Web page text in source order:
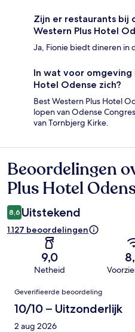
Zijn er restaurants bij
Western Plus Hotel
Ja, Fionie biedt dineren in
In wat voor omgeving
Hotel Odense zich?
Best Western Plus Hotel
lopen van Odense
van Tornbjerg Kirke.
Beoordelingen
Beoordelingen
Plus Hotel
8,6 Uitstekend
1.127 beoordelingen
9,0
Netheid
Beoordelingen
Geverifieerde beoordeling
10/10 – Uitzonderlijk
2 aug 2026